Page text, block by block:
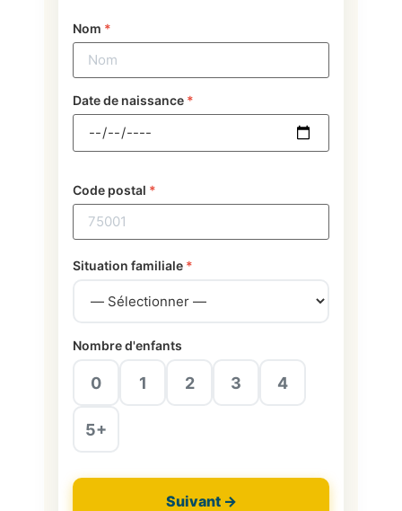
Nom *
Date de naissance *
Code postal *
Situation familiale *
Nombre d'enfants
0 1 2 3 4
5+
Suivant →